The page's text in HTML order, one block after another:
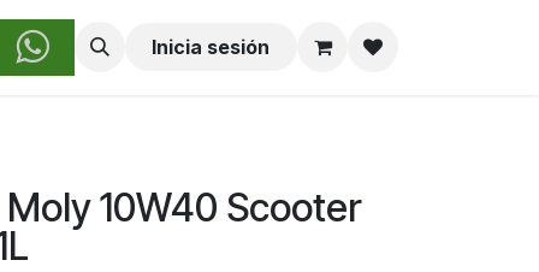
Nosotros Inicia sesión
10W40 Scooter